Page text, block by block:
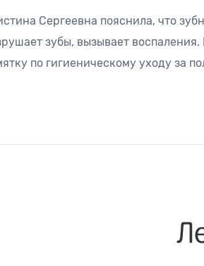
Сергеевна пояснила, что
зубы, вызывает
по гигиеническому уходу за